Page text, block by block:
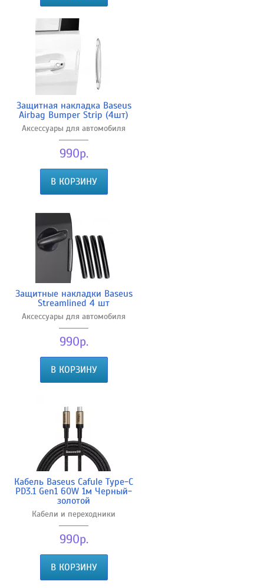
Защитная накладка Baseus
Airbag Bumper Strip (4шт)
Аксессуары для автомобиля
990р.
В КОРЗИНУ
Защитные накладки Baseus
Streamlined 4 шт
Аксессуары для автомобиля
990р.
В КОРЗИНУ
Кабель Baseus Cafule Type-C
PD3.1 Gen1 60W 1м Черный-
золотой
Кабели и переходники
990р.
В КОРЗИНУ